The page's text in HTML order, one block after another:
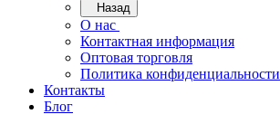
Назад
О нас
Контактная информация
Оптовая торговля
Политика конфиденциальности
Контакты
Блог